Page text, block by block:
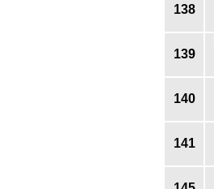
138
139
140
141